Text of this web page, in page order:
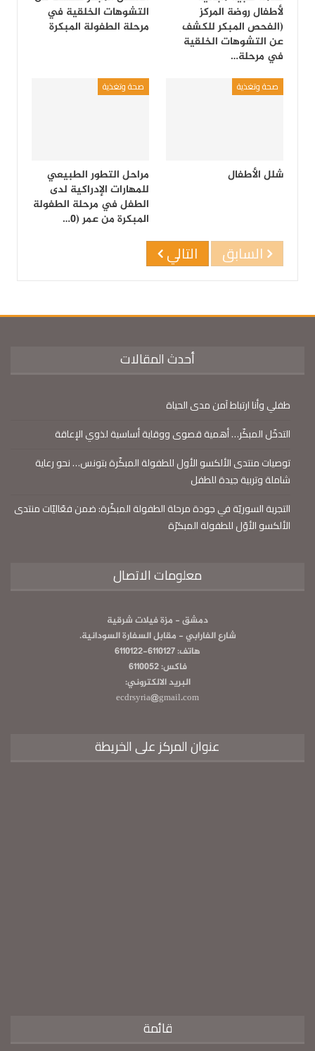
لأطفال روضة المركز
(الفحص المبكر للكشف
عن التشوهات الخلقية
في مرحلة…
التشوهات الخلقية في
مرحلة الطفولة المبكرة
صحة وتغذية
شلل الأطفال
صحة وتغذية
مراحل التطور الطبيعي
للمهارات الإدراكية لدى
الطفل في مرحلة الطفولة
المبكرة من عمر (0…
السابق التالي
أحدث المقالات
طفلي وأنا ارتباط آمن مدى الحياة
التدخّل المبكّر… أهمية قصوى ووقاية أساسية لذوي الإعاقة
توصيات منتدى الألكسو الأول للطفولة المبكّرة بتونس… نحو رعاية
شاملة وتربية جيدة للطفل
التجربة السوريّة في جودة مرحلة الطفولة المبكّرة: ضمن فعّاليّات منتدى
الألكسو الأوّل للطفولة المبكرّة
معلومات الاتصال
دمشق - مزة فيلات شرقية
شارع الفارابي - مقابل السفارة السودانية.
هاتف: 6110127-6110122
فاكس: 6110052
البريد الالكتروني:
ecdrsyria@gmail.com
عنوان المركز على الخريطة
قائمة